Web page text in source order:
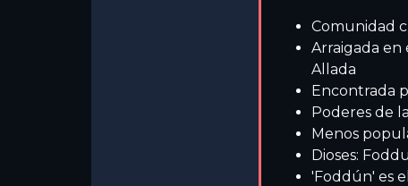
Comunidad
Arraigada en
Allada
Encontrada
Poderes de
Menos
Dioses:
'Foddún' es